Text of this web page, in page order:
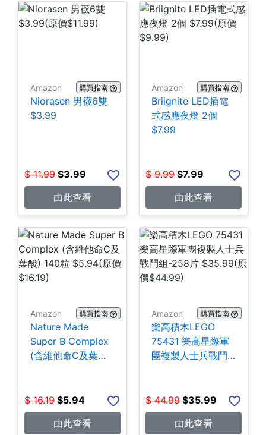
Amazon 購買指南
Niorasen 男襪6雙
$3.99
$ 11.99 $3.99
由此查看
Amazon 購買指南
Briignite LED插電
式感應夜燈 2個
$7.99
$ 9.99 $7.99
由此查看
Amazon 購買指南
Nature Made
Super B Complex
(含維他命C及葉酸)
$ 16.19 $5.94
由此查看
Amazon 購買指南
樂高積木LEGO
75431 樂高星際軍
團複製人士兵戰鬥
$ 44.99 $35.99
由此查看